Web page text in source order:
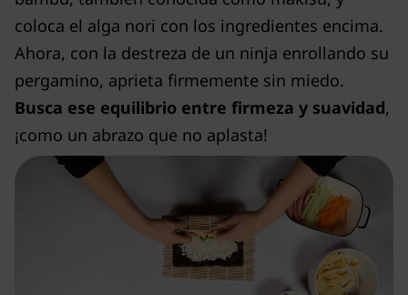
coloca el alga nori con los ingredientes encima.
Ahora, con la destreza de un ninja enrollando su
pergamino, aprieta firmemente sin miedo.
Busca ese equilibrio entre firmeza y suavidad,
¡como un abrazo que no aplasta!